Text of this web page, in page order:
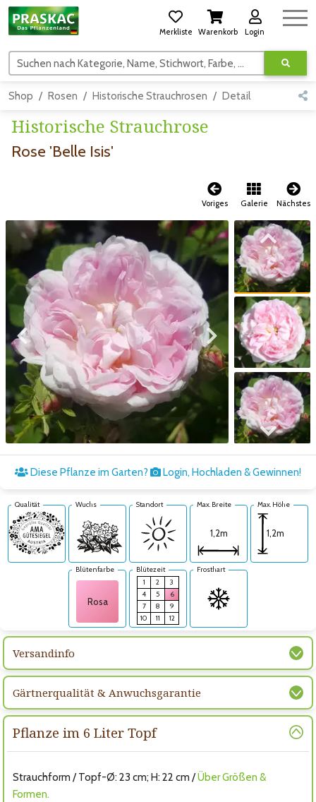
Merkliste Warenkorb Login
Suchen nach Kategorie, Name, Stichwort, Farbe, usw.
Shop Rosen Historische Strauchrosen Detail
Historische Strauchrose
Rose 'Belle Isis'
Voriges Galerie Nächstes
Zum vorigen Bild Zum nächsten Bild
Zum vorigen Bild
Zum nächsten Bild
Diese Pflanze im Garten? Login, Hochladen & Gewinnen!
Qualität Wuchs Standort Max. Breite
1,2m
Max. Höhe
1,2m
Blütenfarbe
Rosa
Blütezeit
1
2
3
4
5
6
7
8
9
10
11 12
Frosthart
Versandinfo
Gärtnerqualität & Anwuchsgarantie
Pflanze im 6 Liter Topf
Strauchform / Topf-Ø: 23 cm; H: 22 cm /Über Größen &
Formen.